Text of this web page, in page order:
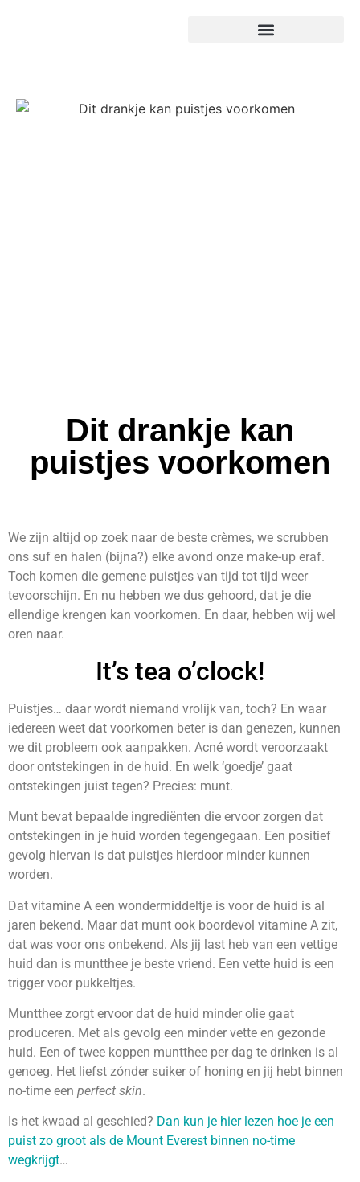
Dit drankje kan
puistjes voorkomen
We zijn altijd op zoek naar de beste crèmes, we scrubben
ons suf en halen (bijna?) elke avond onze make-up eraf.
Toch komen die gemene puistjes van tijd tot tijd weer
tevoorschijn. En nu hebben we dus gehoord, dat je die
ellendige krengen kan voorkomen. En daar, hebben wij wel
oren naar.
It’s tea o’clock!
Puistjes… daar wordt niemand vrolijk van, toch? En waar
iedereen weet dat voorkomen beter is dan genezen, kunnen
we dit probleem ook aanpakken. Acné wordt veroorzaakt
door ontstekingen in de huid. En welk ‘goedje’ gaat
ontstekingen juist tegen? Precies: munt.
Munt bevat bepaalde ingrediënten die ervoor zorgen dat
ontstekingen in je huid worden tegengegaan. Een positief
gevolg hiervan is dat puistjes hierdoor minder kunnen
worden.
Dat vitamine A een wondermiddeltje is voor de huid is al
jaren bekend. Maar dat munt ook boordevol vitamine A zit,
dat was voor ons onbekend. Als jij last heb van een vettige
huid dan is muntthee je beste vriend. Een vette huid is een
trigger voor pukkeltjes.
Muntthee zorgt ervoor dat de huid minder olie gaat
produceren. Met als gevolg een minder vette en gezonde
huid. Een of twee koppen muntthee per dag te drinken is al
genoeg. Het liefst zónder suiker of honing en jij hebt binnen
no-time een perfect skin.
Is het kwaad al geschied? Dan kun je hier lezen hoe je een
puist zo groot als de Mount Everest binnen no-time
wegkrijgt…